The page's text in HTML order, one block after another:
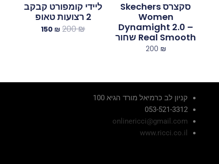
סקצרס Skechers
Women
Dynamight 2.0 –
Real Smooth שחור
200 ₪
ליידי קומפורט קבקב
2 רצועות טאופ
200₪
150 ₪
קניון לב כרמיאל מורד הגיא 100
053-521-3312
onlinericci@gmail.com
www.ricci.co.il